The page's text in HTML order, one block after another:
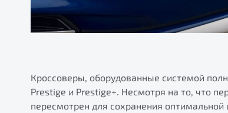
Кроссоверы, оборудованные системой
Prestige и Prestige+. Несмотря на то, что
пересмотрен для сохранения